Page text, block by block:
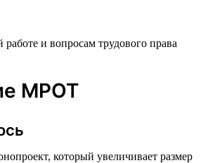
и вопросам трудового права
МРОТ
который увеличивает размер